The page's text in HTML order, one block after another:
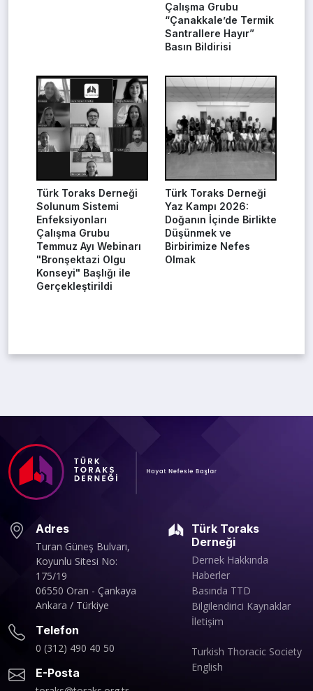
Çalışma Grubu
“Çanakkale’de Termik
Santrallere Hayır”
Basın Bildirisi
Türk Toraks Derneği
Solunum Sistemi
Enfeksiyonları
Çalışma Grubu
Temmuz Ayı Webinarı
"Bronşektazi Olgu
Konseyi" Başlığı ile
Gerçekleştirildi
Türk Toraks Derneği
Yaz Kampı 2026:
Doğanın İçinde Birlikte
Düşünmek ve
Birbirimize Nefes
Olmak
Adres
Turan Güneş Bulvarı,
Koyunlu Sitesi No:
175/19
06550 Oran - Çankaya
Ankara / Türkiye
Telefon
0 (312) 490 40 50
E-Posta
Türk Toraks
Derneği
Dernek Hakkında
Haberler
Basında TTD
Bilgilendirici Kaynaklar
İletişim
Turkish Thoracic Society
English